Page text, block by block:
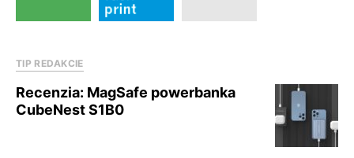
TIP REDAKCIE
Recenzia: MagSafe powerbanka
CubeNest S1B0